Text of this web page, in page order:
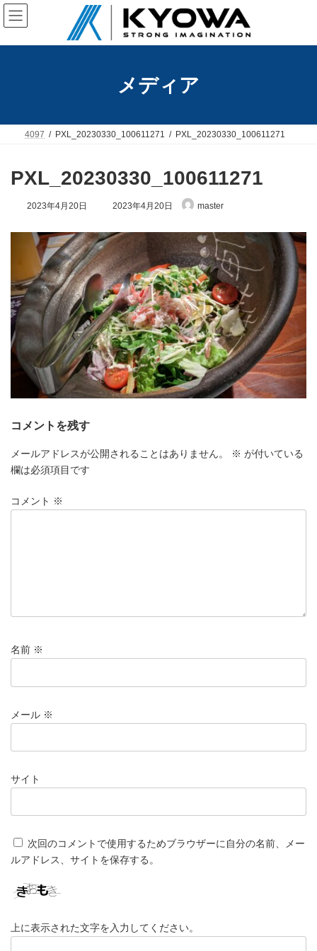
コ
ン
テ
ン
ナ
ビ
ゲ
ー
メディア
4097 PXL_20230330_100611271 PXL_20230330_100611271
PXL_20230330_100611271
2023年4月20日
最
新
時
:
2023年4月20日 master
コメントを残す
メールアドレスが公開されることはありません。 ※ が付いている
欄は必須項目です
コメント ※
名前 ※
メール ※
サイト
次回のコメントで使用するためブラウザーに自分の名前、メー
ルアドレス、サイトを保存する。
上に表示された文字を入力してください。